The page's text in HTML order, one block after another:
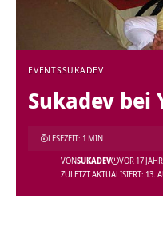
EVENTSSUKADEV
Sukadev bei
ZULETZT AKTUALISIERT: 13.
VONSUKADEV VOR 17
LESEZEIT: 1 MIN